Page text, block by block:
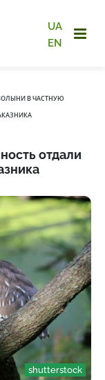
UA
EN
В ЧАСТНУЮ
отдали
shutterstock